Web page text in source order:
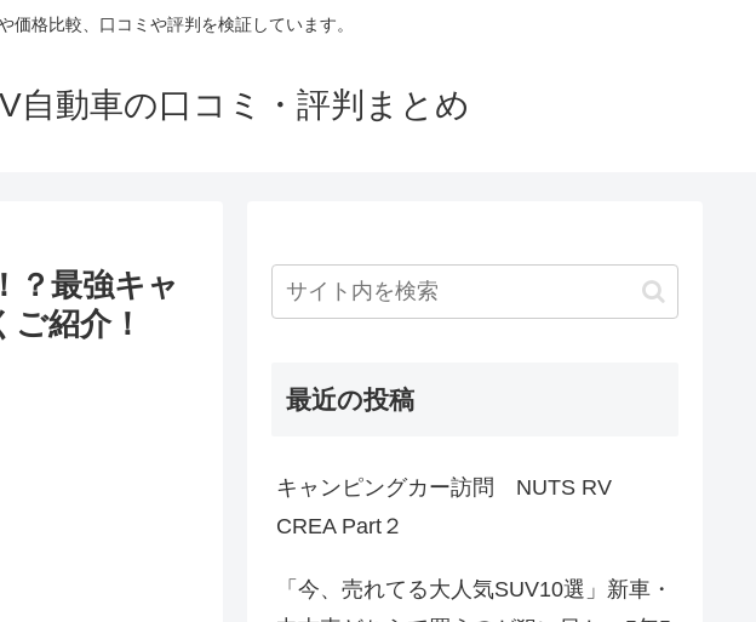
格比較、口コミや評判を検証しています。
自動車の口コミ・評判まとめ
？最強キャ
紹介！
最近の投稿
キャンピングカー訪問 NUTS RV
CREA Part２
「今、売れてる大人気SUV10選」新車・